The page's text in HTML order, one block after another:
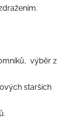
výběr z
starších